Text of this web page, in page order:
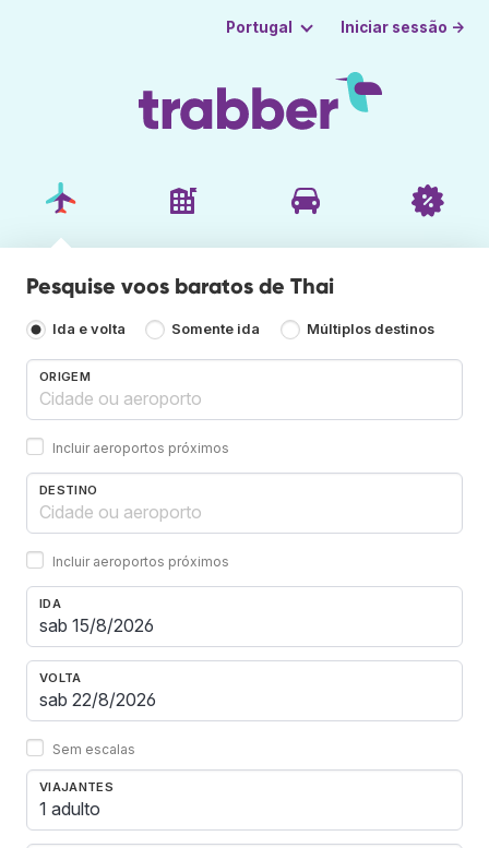
Portugal Iniciar sessão →
Pesquise voos baratos de Thai
Ida e volta Somente ida Múltiplos destinos
ORIGEM
Incluir aeroportos próximos
DESTINO
Incluir aeroportos próximos
IDA
VOLTA
Sem escalas
VIAJANTES
1 adulto